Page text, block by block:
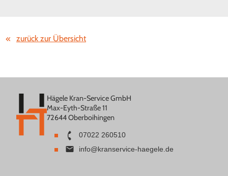
zurück zur Übersicht
Hägele Kran-Service GmbH
Max-Eyth-Straße 11
72644 Oberboihingen
07022 260510
info@kranservice-haegele.de